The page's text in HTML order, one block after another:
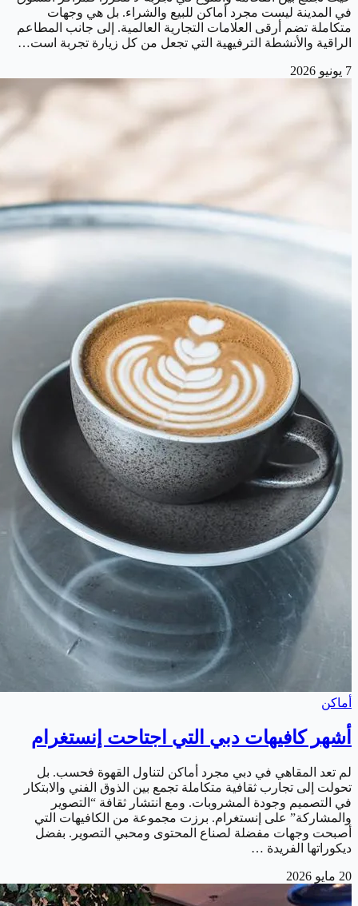
في المدينة ليست مجرد أماكن للبيع والشراء. بل هي وجهات
متكاملة تضم أرقى العلامات التجارية العالمية. إلى جانب المطاعم
الراقية والأنشطة الترفيهية التي تجعل من كل زيارة تجربة است…
7 يونيو 2026
أماكن
أشهر كافيهات دبي التي اجتاحت إنستغرام
لم تعد المقاهي في دبي مجرد أماكن لتناول القهوة فحسب. بل
تحولت إلى تجارب ثقافية متكاملة تجمع بين الذوق الفني والابتكار
في التصميم وجودة المشروبات. ومع انتشار ثقافة “التصوير
والمشاركة” على إنستغرام. برزت مجموعة من الكافيهات التي
أصبحت وجهات مفضلة لصناع المحتوى ومحبي التصوير. بفضل
ديكوراتها الفريدة …
20 مايو 2026